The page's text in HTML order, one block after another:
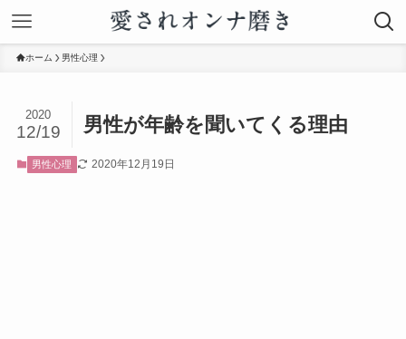
ホーム 男性心理
男性が年齢を聞いてくる理由
2020
12/19
男性心理 2020年12月19日